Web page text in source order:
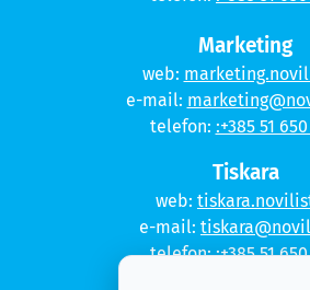
Marketing
web:
e-mail:
telefon: :+385 51
Tiskara
web:
e-mail:
telefon::+385 51